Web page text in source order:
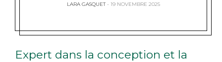
LARA GASQUET
19 NOVEMBRE 2025
Expert dans la conception et la